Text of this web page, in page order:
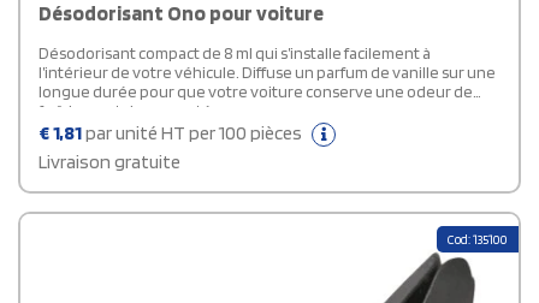
Désodorisant Ono pour voiture
Désodorisant compact de 8 ml qui s’installe facilement à
l’intérieur de votre véhicule. Diffuse un parfum de vanille sur une
longue durée pour que votre voiture conserve une odeur de
fraîcheur et de propreté.
€1,81par unité HT per 100 pièces
Livraison gratuite
Cod: 135100